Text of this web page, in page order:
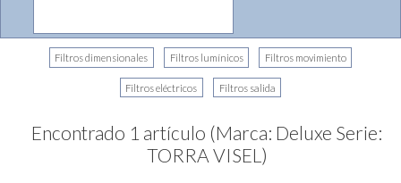
Encontrado 1 artículo (Marca: Deluxe Serie:
TORRA VISEL)